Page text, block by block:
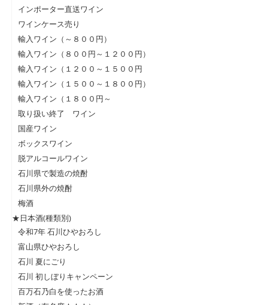
インポーター直送ワイン
ワインケース売り
輸入ワイン（～８００円）
輸入ワイン（８００円～１２００円）
輸入ワイン（１２００～１５００円
輸入ワイン（１５００～１８００円）
輸入ワイン（１８００円～
取り扱い終了 ワイン
国産ワイン
ボックスワイン
脱アルコールワイン
石川県で製造の焼酎
石川県外の焼酎
梅酒
★日本酒(種類別)
令和7年 石川ひやおろし
富山県ひやおろし
石川 夏にごり
石川 初しぼりキャンペーン
百万石乃白を使ったお酒